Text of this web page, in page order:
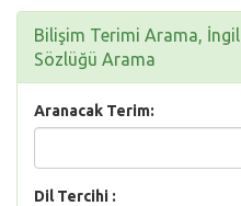
Bilişim Terimi Arama,
Sözlüğü Arama
Aranacak Terim:
Dil Tercihi :